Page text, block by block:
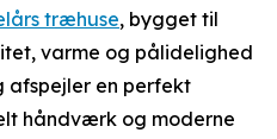
træhuse, bygget til
varme og pålidelighed
afspejler en perfekt
håndværk og moderne